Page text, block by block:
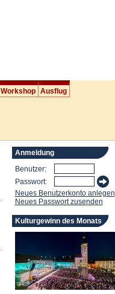
Workshop Ausflug
Anmeldung
Benutzer:
Passwort:
Neues Benutzerkonto anlegen
Neues Passwort zusenden
Kulturgewinn des Monats